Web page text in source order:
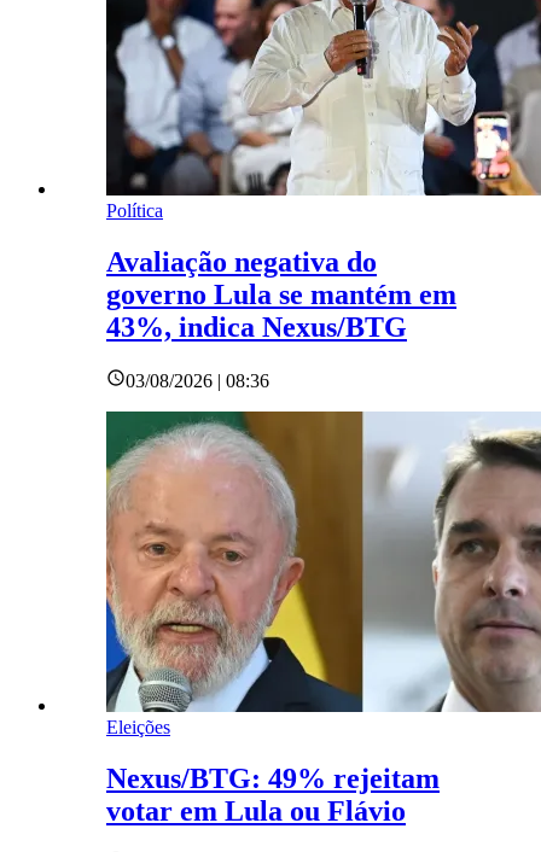
Política
Avaliação negativa do
governo Lula se mantém em
43%, indica Nexus/BTG
03/08/2026 | 08:36
Eleições
Nexus/BTG: 49% rejeitam
votar em Lula ou Flávio